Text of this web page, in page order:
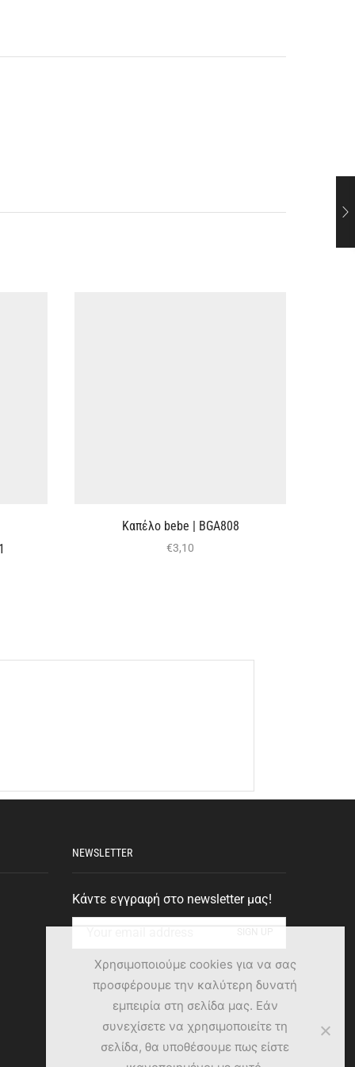
Καπέλο bebe | ΒGA808
€3,10
NEWSLETTER
Κάντε εγγραφή στο newsletter μας!
Χρησιμοποιούμε cookies για να σας
προσφέρουμε την καλύτερη δυνατή
εμπειρία στη σελίδα μας. Εάν
συνεχίσετε να χρησιμοποιείτε τη
σελίδα, θα υποθέσουμε πως είστε